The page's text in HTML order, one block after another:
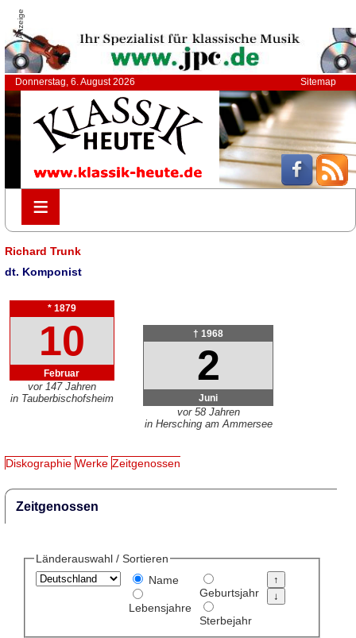
Anzeige
Donnerstag, 6. August 2026 Sitemap
≡
≡
Richard Trunk
dt. Komponist
* 1879
10
Februar
vor 147 Jahren
in Tauberbischofsheim
† 1968
2
Juni
vor 58 Jahren
in Hersching am Ammersee
Diskographie Werke Zeitgenossen
Zeitgenossen
Länderauswahl / Sortieren
Name
Lebensjahre
Geburtsjahr
Sterbejahr